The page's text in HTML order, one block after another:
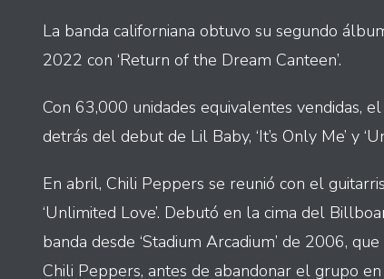
La banda californiana obtuvo su segundo
2022 con ‘Return of the Dream Canteen’.
Con 63,000 unidades equivalentes
detrás del debut de Lil Baby, ‘It’s Only Me’ y
En abril, Chili Peppers se reunió con el
‘Unlimited Love’. Debutó en la cima del
banda desde ‘Stadium Arcadium’ de 2006,
Chili Peppers, antes de abandonar el grupo